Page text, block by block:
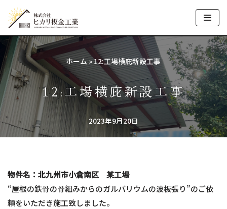
コ
ン
テ
ン
ツ
キ
ホーム»12:工場横庇新設工事
12:工場横庇新設工事
2023年9月20日
物件名：北九州市小倉南区 某工場
“屋根の鉄骨の骨組みからのガルバリウムの波板張り”のご依
頼をいただき施工致しました。